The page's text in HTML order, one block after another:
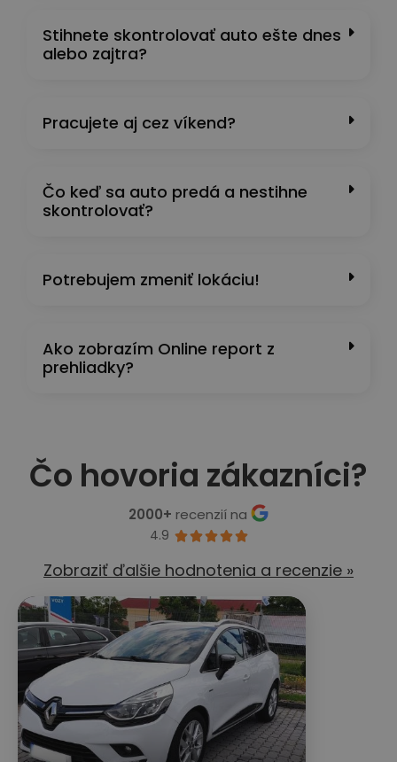
Stihnete skontrolovať auto ešte dnes
alebo zajtra?
Pracujete aj cez víkend?
Čo keď sa auto predá a nestihne
skontrolovať?
Potrebujem zmeniť lokáciu!
Ako zobrazím Online report z
prehliadky?
Čo hovoria zákazníci?
2000+ recenzií na
4.9 
Zobraziť ďalšie hodnotenia a recenzie »